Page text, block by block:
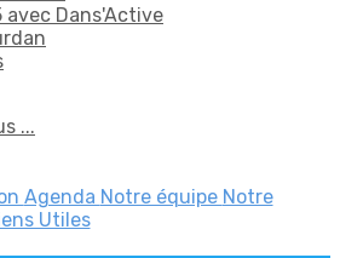
avec Dans'Active
...
Agenda Notre équipe Notre
Utiles